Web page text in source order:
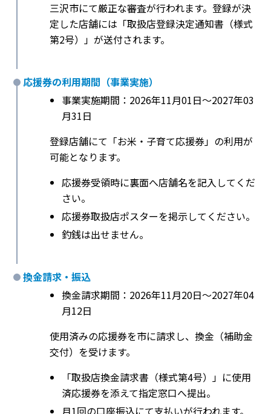
三沢市にて厳正な審査が行われます。登録が決
定した店舗には「取扱店登録決定通知書（様式
第2号）」が送付されます。
応援券の利用期間（事業実施）
事業実施期間：2026年11月01日〜2027年03
月31日
登録店舗にて「お米・子育て応援券」の利用が
可能となります。
応援券受領時に裏面へ店舗名を記入してくだ
さい。
応援券取扱店ポスターを掲示してください。
釣銭は出せません。
換金請求・振込
換金請求期間：2026年11月20日〜2027年04
月12日
使用済みの応援券を市に請求し、換金（補助金
交付）を受けます。
「取扱店換金請求書（様式第4号）」に使用
済応援券を添えて指定窓口へ提出。